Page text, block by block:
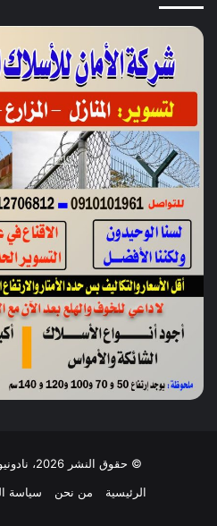
© حقوق النشر 2026، نادونيوز |
الرئيسية
من نحن سياسة